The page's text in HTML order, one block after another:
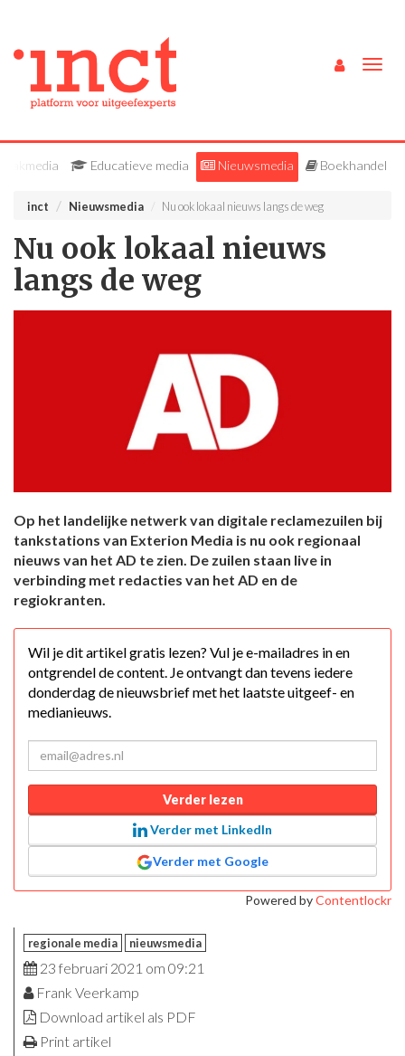
Vakmedia Educatieve media Nieuwsmedia Boekhandel
inct Nieuwsmedia Nu ook lokaal nieuws langs de weg
Nu ook lokaal nieuws
langs de weg
Op het landelijke netwerk van digitale reclamezuilen bij
tankstations van Exterion Media is nu ook regionaal
nieuws van het AD te zien. De zuilen staan live in
verbinding met redacties van het AD en de
regiokranten.
Wil je dit artikel gratis lezen? Vul je e-mailadres in en
ontgrendel de content. Je ontvangt dan tevens iedere
donderdag de nieuwsbrief met het laatste uitgeef- en
medianieuws.
Verder lezen
Verder met LinkedIn
Verder met Google
Powered byContentlockr
regionale media nieuwsmedia
23 februari 2021 om 09:21
Frank Veerkamp
Download artikel als PDF
Print artikel